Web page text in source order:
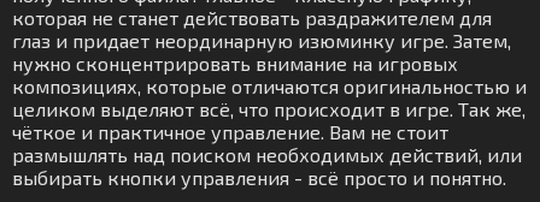
которая не станет действовать раздражителем для
глаз и придает неординарную изюминку игре. Затем,
нужно сконцентрировать внимание на игровых
композициях, которые отличаются оригинальностью и
целиком выделяют всё, что происходит в игре. Так же,
чёткое и практичное управление. Вам не стоит
размышлять над поиском необходимых действий, или
выбирать кнопки управления - всё просто и понятно.